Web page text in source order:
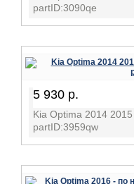
partID:3090qe
5 930 р.
Kia Optima 2014
partID:3959qw